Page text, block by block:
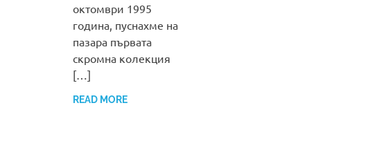
октомври 1995
година, пуснахме на
пазара първата
скромна колекция
[…]
READ MORE